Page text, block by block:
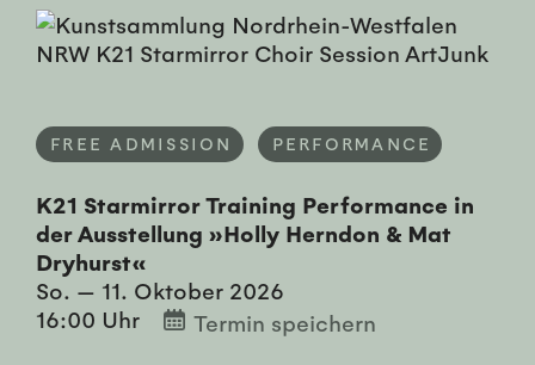
FREE ADMISSION PERFORMANCE
K21 Starmirror Training Performance in
der Ausstellung »Holly Herndon & Mat
Dryhurst«
So. — 11. Oktober 2026
16:00 Uhr
Termin speichern